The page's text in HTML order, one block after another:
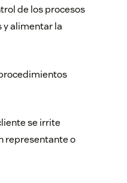
de los procesos
y alimentar la
se irrite
representante o